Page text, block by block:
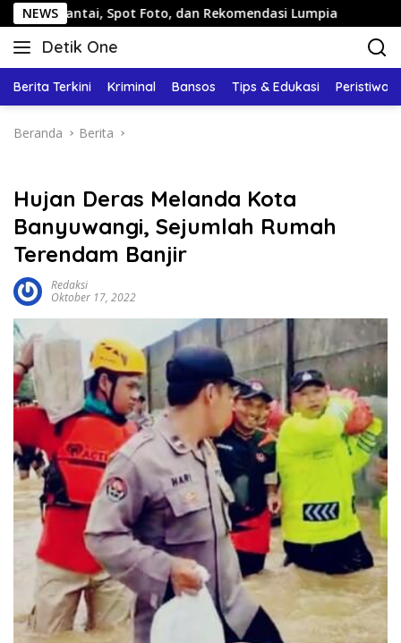
Langsung
ke
konten
NEWS
Spot Foto, dan Rekomendasi Lumpia Panduan
Detik One
Tajam
Fakta
Berita Terkini Kriminal Bansos Tips & Edukasi Peristiwa
Beranda Berita
Hujan Deras Melanda Kota
Banyuwangi, Sejumlah Rumah
Terendam Banjir
Redaksi
Oktober 17, 2022